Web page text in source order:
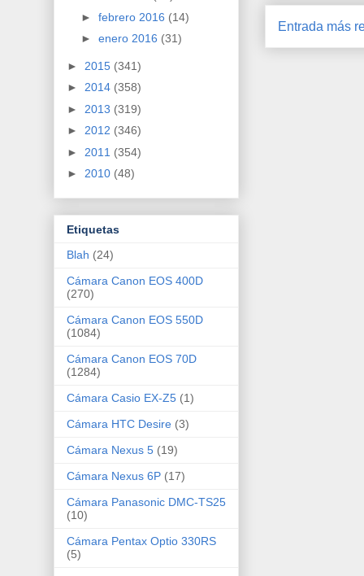
Entrada más
► febrero 2016 (14)
► enero 2016 (31)
► 2015 (341)
► 2014 (358)
► 2013 (319)
► 2012 (346)
► 2011 (354)
► 2010 (48)
Etiquetas
Blah (24)
Cámara Canon EOS 400D
(270)
Cámara Canon EOS 550D
(1084)
Cámara Canon EOS 70D
(1284)
Cámara Casio EX-Z5 (1)
Cámara HTC Desire (3)
Cámara Nexus 5 (19)
Cámara Nexus 6P (17)
Cámara Panasonic DMC-TS25
(10)
Cámara Pentax Optio 330RS
(5)